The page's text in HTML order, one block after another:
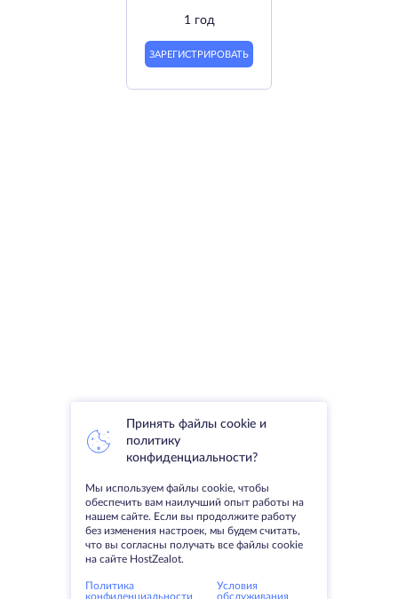
1 год
ЗАРЕГИСТРИРОВАТЬ
Принять файлы cookie и
политику
конфиденциальности?
Мы используем файлы cookie, чтобы
обеспечить вам наилучший опыт работы на
нашем сайте. Если вы продолжите работу
без изменения настроек, мы будем считать,
что вы согласны получать все файлы cookie
на сайте HostZealot.
Политика
конфиденциальности
Условия
обслуживания